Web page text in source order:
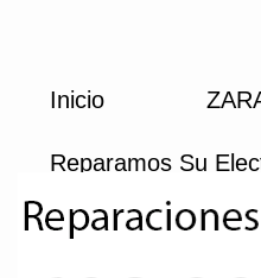
Inicio
Reparamos Su